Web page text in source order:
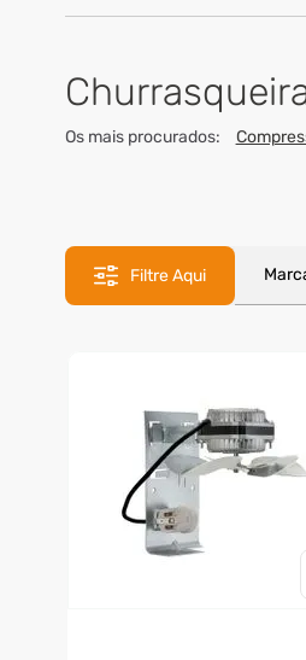
Os mais procurados:
Filtre Aqui